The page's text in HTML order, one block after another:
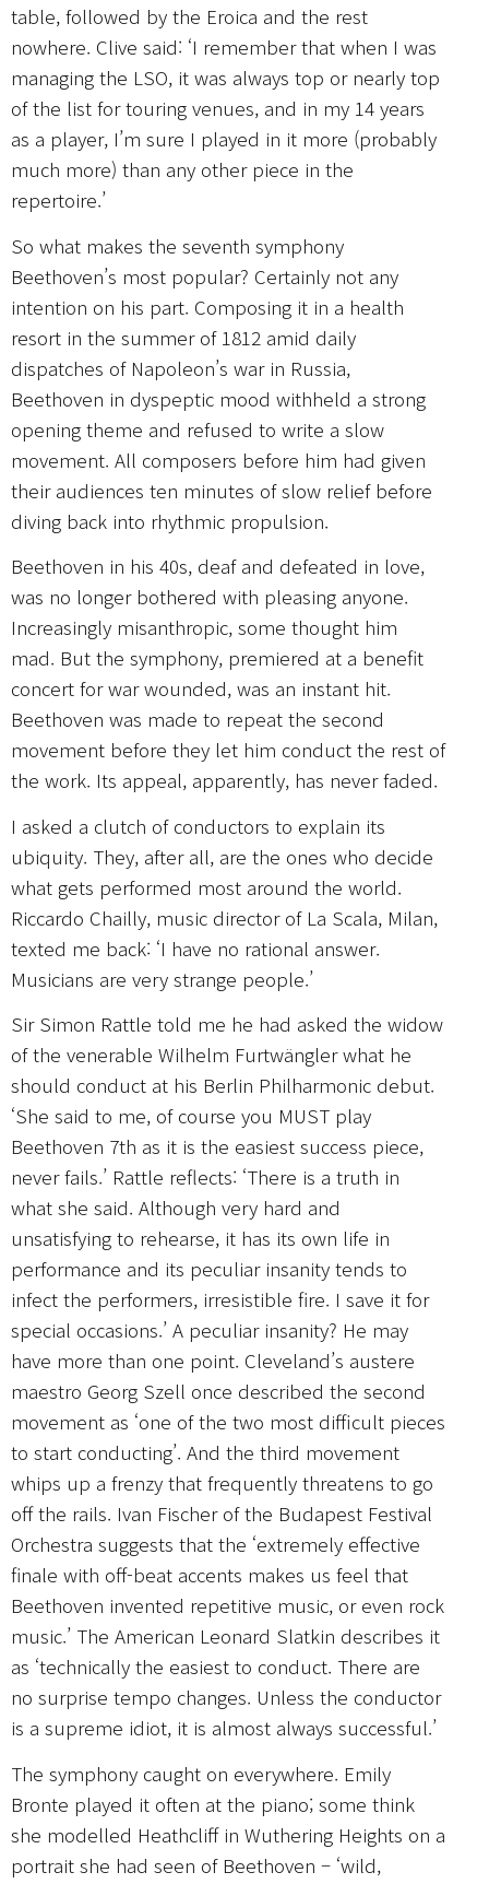
table, followed by the Eroica and the rest
nowhere. Clive said: ‘I remember that when I was
managing the LSO, it was always top or nearly top
of the list for touring venues, and in my 14 years
as a player, I’m sure I played in it more (probably
much more) than any other piece in the
repertoire.’
So what makes the seventh symphony
Beethoven’s most popular? Certainly not any
intention on his part. Composing it in a health
resort in the summer of 1812 amid daily
dispatches of Napoleon’s war in Russia,
Beethoven in dyspeptic mood withheld a strong
opening theme and refused to write a slow
movement. All composers before him had given
their audiences ten minutes of slow relief before
diving back into rhythmic propulsion.
Beethoven in his 40s, deaf and defeated in love,
was no longer bothered with pleasing anyone.
Increasingly misanthropic, some thought him
mad. But the symphony, premiered at a benefit
concert for war wounded, was an instant hit.
Beethoven was made to repeat the second
movement before they let him conduct the rest of
the work. Its appeal, apparently, has never faded.
I asked a clutch of conductors to explain its
ubiquity. They, after all, are the ones who decide
what gets performed most around the world.
Riccardo Chailly, music director of La Scala, Milan,
texted me back: ‘I have no rational answer.
Musicians are very strange people.’
Sir Simon Rattle told me he had asked the widow
of the venerable Wilhelm Furtwängler what he
should conduct at his Berlin Philharmonic debut.
‘She said to me, of course you MUST play
Beethoven 7th as it is the easiest success piece,
never fails.’ Rattle reflects: ‘There is a truth in
what she said. Although very hard and
unsatisfying to rehearse, it has its own life in
performance and its peculiar insanity tends to
infect the performers, irresistible fire. I save it for
special occasions.’ A peculiar insanity? He may
have more than one point. Cleveland’s austere
maestro Georg Szell once described the second
movement as ‘one of the two most difficult pieces
to start conducting’. And the third movement
whips up a frenzy that frequently threatens to go
off the rails. Ivan Fischer of the Budapest Festival
Orchestra suggests that the ‘extremely effective
finale with off-beat accents makes us feel that
Beethoven invented repetitive music, or even rock
music.’ The American Leonard Slatkin describes it
as ‘technically the easiest to conduct. There are
no surprise tempo changes. Unless the conductor
is a supreme idiot, it is almost always successful.’
The symphony caught on everywhere. Emily
Bronte played it often at the piano; some think
she modelled Heathcliff in Wuthering Heights on a
portrait she had seen of Beethoven – ‘wild,